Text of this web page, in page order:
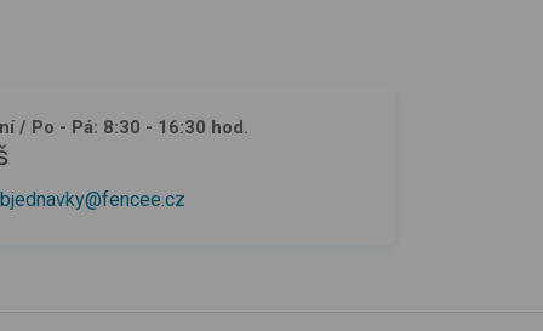
/ Po - Pá: 8:30 - 16:30 hod.